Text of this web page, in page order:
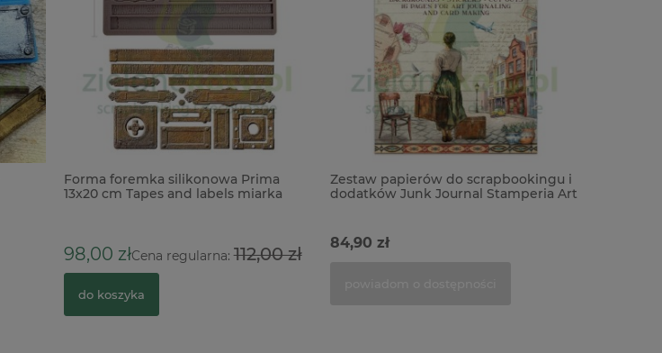
Forma foremka silikonowa Prima
13x20 cm Tapes and labels miarka
98,00 złCena regularna:112,00 zł
do koszyka
Zestaw papierów do scrapbookingu i
dodatków Junk Journal Stamperia Art
84,90 zł